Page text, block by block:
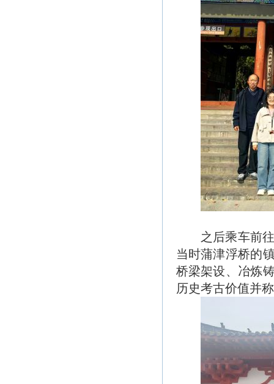
之后乘车前
当时蒲津浮桥的
桥梁架设、冶炼
历史考古价值并